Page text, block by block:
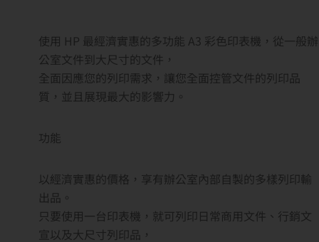
使用 HP 最經濟實惠的多功能 A3 彩色印表機，從一般辦
公室文件到大尺寸的文件，
全面因應您的列印需求，讓您全面控管文件的列印品
質，並且展現最大的影響力。
功能
以經濟實惠的價格，享有辦公室內部自製的多樣列印輸
出品。
只要使用一台印表機，就可列印日常商用文件、行銷文
宣以及大尺寸列印品，